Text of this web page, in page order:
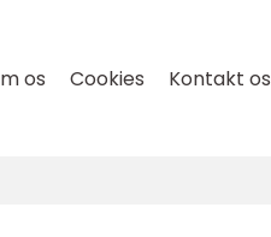
os Cookies Kontakt os